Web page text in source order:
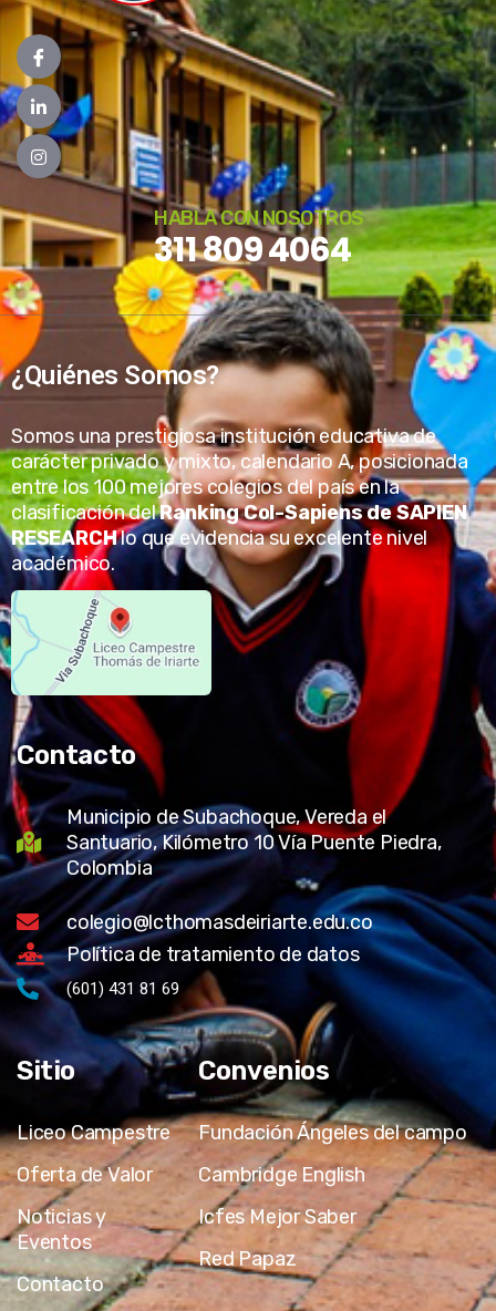
HABLA CON NOSOTROS
311 809 4064
¿Quiénes Somos?
Somos una prestigiosa institución educativa de
carácter privado y mixto, calendario A, posicionada
entre los 100 mejores colegios del país en la
clasificación delRanking Col-Sapiens de SAPIEN
RESEARCHlo que evidencia su excelente nivel
académico.
Contacto
Municipio de Subachoque, Vereda el
Santuario, Kilómetro 10 Vía Puente Piedra,
Colombia
colegio@lcthomasdeiriarte.edu.co
Política de tratamiento de datos
(601) 431 81 69
Sitio
Liceo Campestre
Oferta de Valor
Noticias y
Eventos
Contacto
Convenios
Fundación Ángeles del campo
Cambridge English
Icfes Mejor Saber
Red Papaz